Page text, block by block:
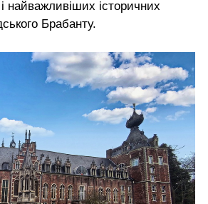
найважливіших історичних
Брабанту.